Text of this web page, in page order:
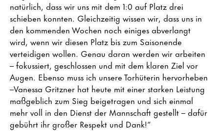
natürlich, dass wir uns mit dem 1:0 auf Platz drei
schieben konnten. Gleichzeitig wissen wir, dass uns in
den kommenden Wochen noch einiges abverlangt
wird, wenn wir diesen Platz bis zum Saisonende
verteidigen wollen. Genau daran werden wir arbeiten
– fokussiert, geschlossen und mit dem klaren Ziel vor
Augen. Ebenso muss ich unsere Torhüterin hervorheben
–Vanessa Gritzner hat heute mit einer starken Leistung
maßgeblich zum Sieg beigetragen und sich einmal
mehr voll in den Dienst der Mannschaft gestellt – dafür
gebührt ihr großer Respekt und Dank!“